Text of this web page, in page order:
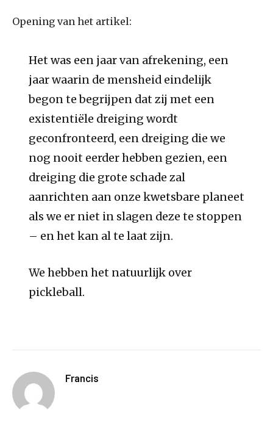
Opening van het artikel:
Het was een jaar van afrekening, een
jaar waarin de mensheid eindelijk
begon te begrijpen dat zij met een
existentiële dreiging wordt
geconfronteerd, een dreiging die we
nog nooit eerder hebben gezien, een
dreiging die grote schade zal
aanrichten aan onze kwetsbare planeet
als we er niet in slagen deze te stoppen
– en het kan al te laat zijn.
We hebben het natuurlijk over
pickleball.
Francis